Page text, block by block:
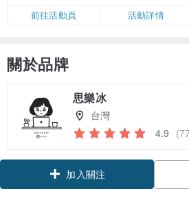
限，額滿即止，僅限「常用信用
卡」結帳）
前往活動頁 活動詳情
關於品牌
思樂冰
台灣
4.9
加入關注